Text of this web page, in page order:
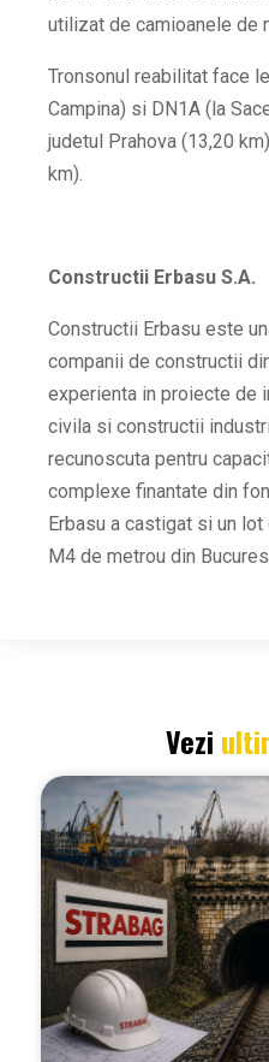
utilizat de camioanele de
Tronsonul reabilitat face
Campina) si DN1A (la
judetul Prahova (13,20
km).
Constructii Erbasu S.A.
Constructii Erbasu este
companii de constructii
experienta in proiecte de
civila si constructii
recunoscuta pentru
complexe finantate din
Erbasu a castigat si un
M4 de metrou din
Vezi